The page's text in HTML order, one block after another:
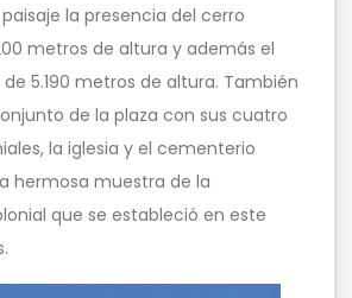
la presencia del cerro
metros de altura y además el
5.190 metros de altura. También
de la plaza con sus cuatro
la iglesia y el cementerio
hermosa muestra de la
que se estableció en este